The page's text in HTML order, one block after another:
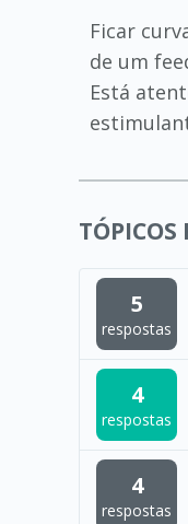
Ficar
de um
Está
TÓPICOS
5
respostas
4
respostas
4
respostas